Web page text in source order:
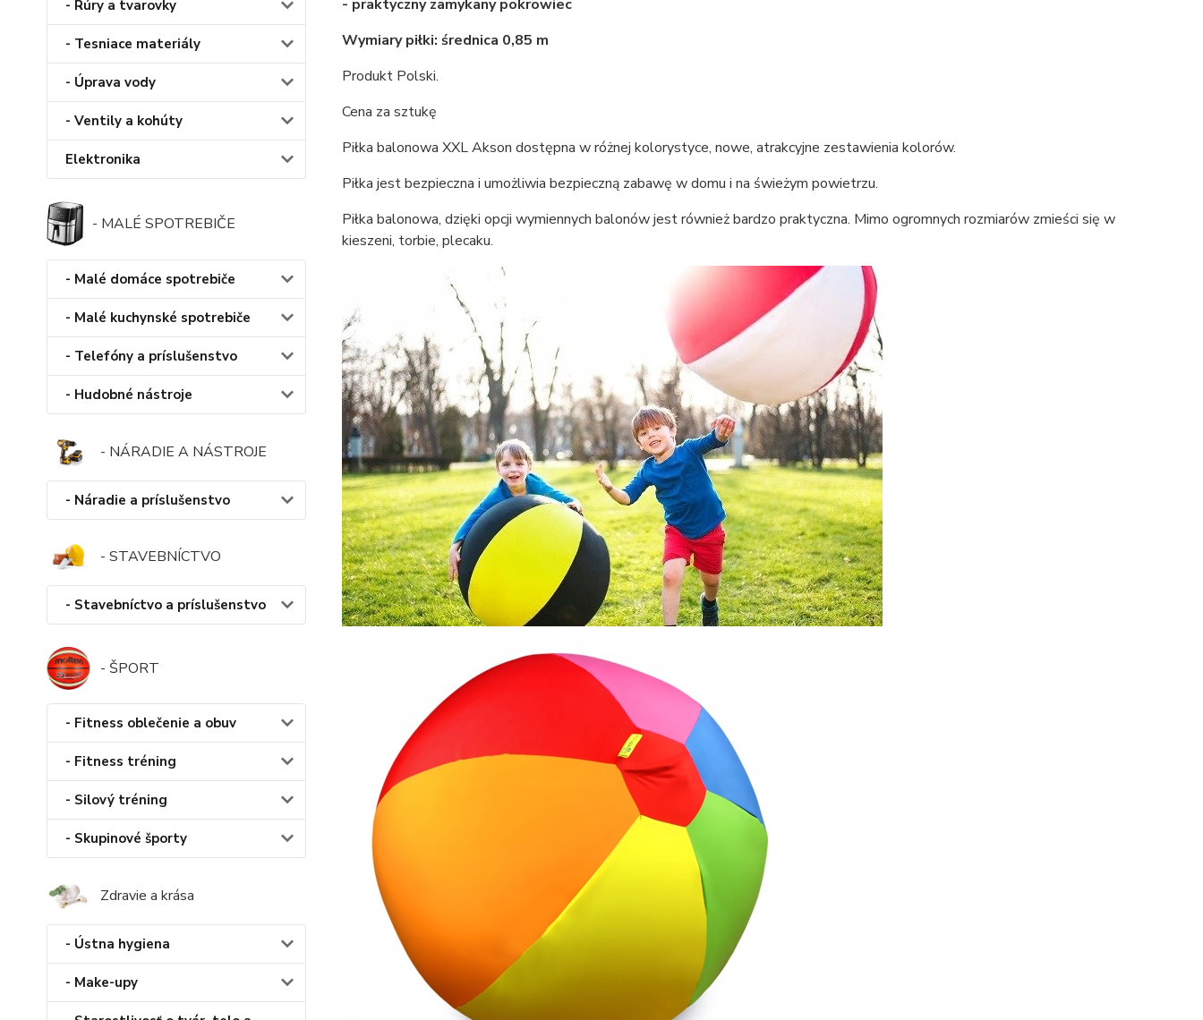
- Rúry a tvarovky
- Tesniace materiály
- Úprava vody
- Ventily a kohúty
Elektronika
- MALÉ SPOTREBIČE
- Malé domáce spotrebiče
- Malé kuchynské spotrebiče
- Telefóny a príslušenstvo
- Hudobné nástroje
- NÁRADIE A NÁSTROJE
- Náradie a príslušenstvo
- STAVEBNÍCTVO
- Stavebníctvo a príslušenstvo
- ŠPORT
- Fitness oblečenie a obuv
- Fitness tréning
- Silový tréning
- Skupinové športy
Zdravie a krása
- Ústna hygiena
- Make-upy
- praktyczny zamykany pokrowiec
Wymiary piłki: średnica 0,85 m
Produkt Polski.
Cena za sztukę
Piłka balonowa XXL Akson dostępna w różnej kolorystyce, nowe, atrakcyjne zestawienia kolorów.
Piłka jest bezpieczna i umożliwia bezpieczną zabawę w domu i na świeżym powietrzu.
Piłka balonowa, dzięki opcji wymiennych balonów jest również bardzo praktyczna. Mimo ogromnych rozmiarów zmieści się w
kieszeni, torbie, plecaku.